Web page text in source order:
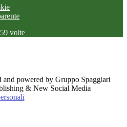
volte
powered by Gruppo Spaggiari
& New Social Media